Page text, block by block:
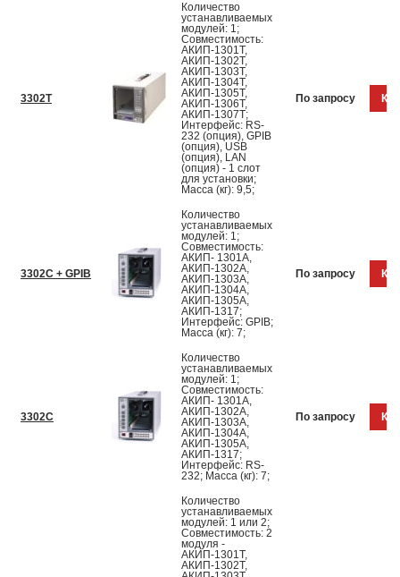
3302Т
Количество
устанавливаемых
модулей: 1;
Совместимость:
АКИП-1301Т,
АКИП-1302Т,
АКИП-1303Т,
АКИП-1304Т,
АКИП-1305Т,
АКИП-1306Т,
АКИП-1307Т;
Интерфейс: RS-
232 (опция), GPIB
(опция), USB
(опция), LAN
(опция) - 1 слот
для установки;
Масса (кг): 9,5;
По запросу
3302C + GPIB
Количество
устанавливаемых
модулей: 1;
Совместимость:
АКИП- 1301A,
АКИП-1302A,
АКИП-1303A,
АКИП-1304A,
АКИП-1305A,
АКИП-1317;
Интерфейс: GPIB;
Масса (кг): 7;
По запросу
3302C
Количество
устанавливаемых
модулей: 1;
Совместимость:
АКИП- 1301A,
АКИП-1302A,
АКИП-1303A,
АКИП-1304A,
АКИП-1305A,
АКИП-1317;
Интерфейс: RS-
232; Масса (кг): 7;
По запросу
Количество
устанавливаемых
модулей: 1 или 2;
Совместимость: 2
модуля -
АКИП-1301Т,
АКИП-1302Т,